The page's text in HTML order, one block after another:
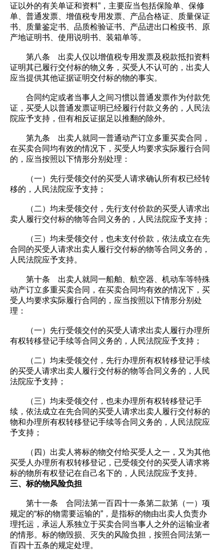
证以外的有关单证和资料”，主要应当包括保险单、保修
单、普通发票、增值税专用发票、产品合格证、质量保证
书、质量鉴定书、品质检验证书、产品进出口检疫书、原
产地证明书、使用说明书、装箱单等。
第八条 出卖人仅以增值税专用发票及税款抵扣资料
证明其已履行交付标的物义务，买受人不认可的，出卖人
应当提供其他证据证明交付标的物的事实。
合同约定或者当事人之间习惯以普通发票作为付款凭
证，买受人以普通发票证明已经履行付款义务的，人民法
院应予支持，但有相反证据足以推翻的除外。
第九条 出卖人就同一普通动产订立多重买卖合同，
在买卖合同均有效的情况下，买受人均要求实际履行合同
的，应当按照以下情形分别处理：
（一）先行受领交付的买受人请求确认所有权已经转
移的，人民法院应予支持；
（二）均未受领交付，先行支付价款的买受人请求出
卖人履行交付标的物等合同义务的，人民法院应予支持；
（三）均未受领交付，也未支付价款，依法成立在先
合同的买受人请求出卖人履行交付标的物等合同义务的，
人民法院应予支持。
第十条 出卖人就同一船舶、航空器、机动车等特殊
动产订立多重买卖合同，在买卖合同均有效的情况下，买
受人均要求实际履行合同的，应当按照以下情形分别处
理：
（一）先行受领交付的买受人请求出卖人履行办理所
有权转移登记手续等合同义务的，人民法院应予支持；
（二）均未受领交付，先行办理所有权转移登记手续
的买受人请求出卖人履行交付标的物等合同义务的，人民
法院应予支持；
（三）均未受领交付，也未办理所有权转移登记手
续，依法成立在先合同的买受人请求出卖人履行交付标的
物和办理所有权转移登记手续等合同义务的，人民法院应
予支持；
（四）出卖人将标的物交付给买受人之一，又为其他
买受人办理所有权转移登记，已受领交付的买受人请求将
标的物所有权登记在自己名下的，人民法院应予支持。
三、标的物风险负担
第十一条 合同法第一百四十一条第二款第（一）项
规定的“标的物需要运输的”，是指标的物由出卖人负责办
理托运，承运人系独立于买卖合同当事人之外的运输业者
的情形。标的物毁损、灭失的风险负担，按照合同法第一
百四十五条的规定处理。